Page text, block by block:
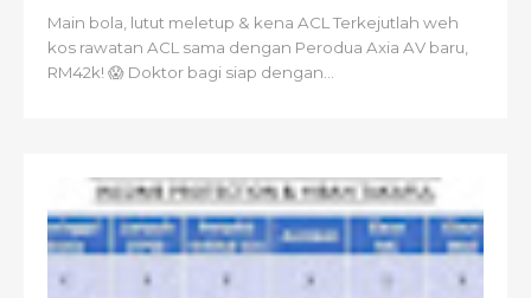
Main bola, lutut meletup & kena ACL Terkejutlah weh
kos rawatan ACL sama dengan Perodua Axia AV baru,
RM42k! 😱 Doktor bagi siap dengan...